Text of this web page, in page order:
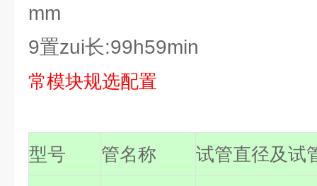
mm
9置zui长:99h59min
常模块规选配置
型号 管名称 试管直径及试